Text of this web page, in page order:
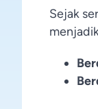
Sejak